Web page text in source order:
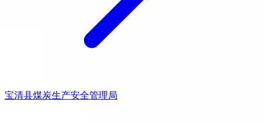
宝清县煤炭生产安全管理局